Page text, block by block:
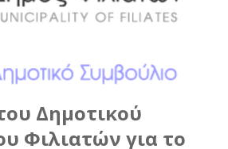
Δημοτικού
Φιλιατών για το